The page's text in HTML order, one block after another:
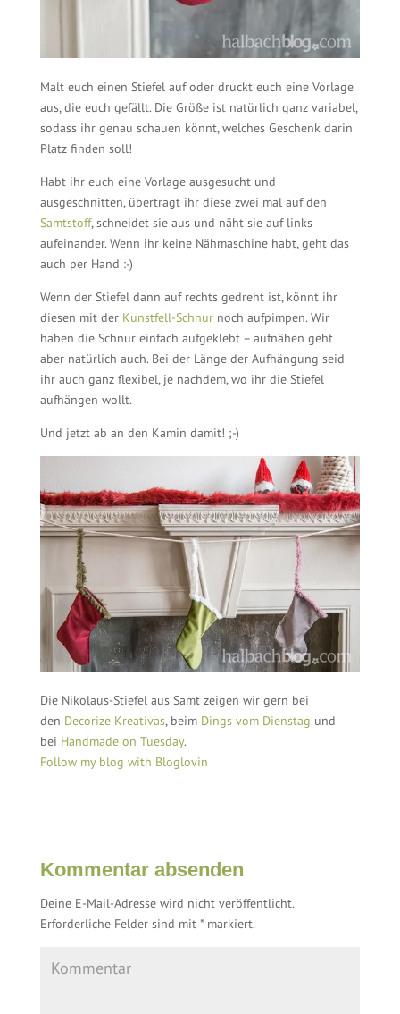
Malt euch einen Stiefel auf oder druckt euch eine Vorlage
aus, die euch gefällt. Die Größe ist natürlich ganz variabel,
sodass ihr genau schauen könnt, welches Geschenk darin
Platz finden soll!
Habt ihr euch eine Vorlage ausgesucht und
ausgeschnitten, übertragt ihr diese zwei mal auf den
Samtstoff, schneidet sie aus und näht sie auf links
aufeinander. Wenn ihr keine Nähmaschine habt, geht das
auch per Hand :-)
Wenn der Stiefel dann auf rechts gedreht ist, könnt ihr
diesen mit der Kunstfell-Schnurnoch aufpimpen. Wir
haben die Schnur einfach aufgeklebt – aufnähen geht
aber natürlich auch. Bei der Länge der Aufhängung seid
ihr auch ganz flexibel, je nachdem, wo ihr die Stiefel
aufhängen wollt.
Und jetzt ab an den Kamin damit! ;-)
Die Nikolaus-Stiefel aus Samt zeigen wir gern bei
den Decorize Kreativas, beim Dings vom Dienstag und
bei Handmade on Tuesday.
Follow my blog with Bloglovin
Kommentar absenden
Deine E-Mail-Adresse wird nicht veröffentlicht.
Erforderliche Felder sind mit *markiert.